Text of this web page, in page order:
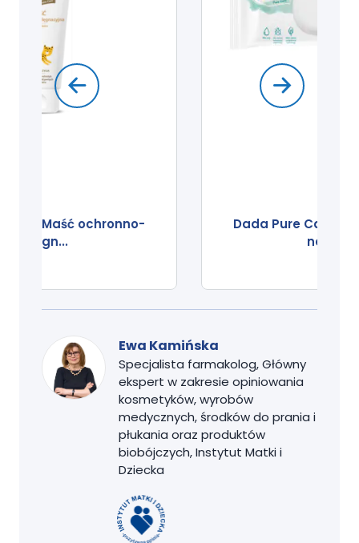
Dada Pure Care Aqua chusteczki
Ewa Kamińska
Specjalista farmakolog, Główny
ekspert w zakresie opiniowania
kosmetyków, wyrobów
medycznych, środków do prania i
płukania oraz produktów
biobójczych, Instytut Matki i
Dziecka